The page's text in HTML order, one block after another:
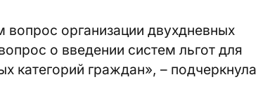
организации двухдневных
о введении систем льгот для
категорий граждан», – подчеркнула